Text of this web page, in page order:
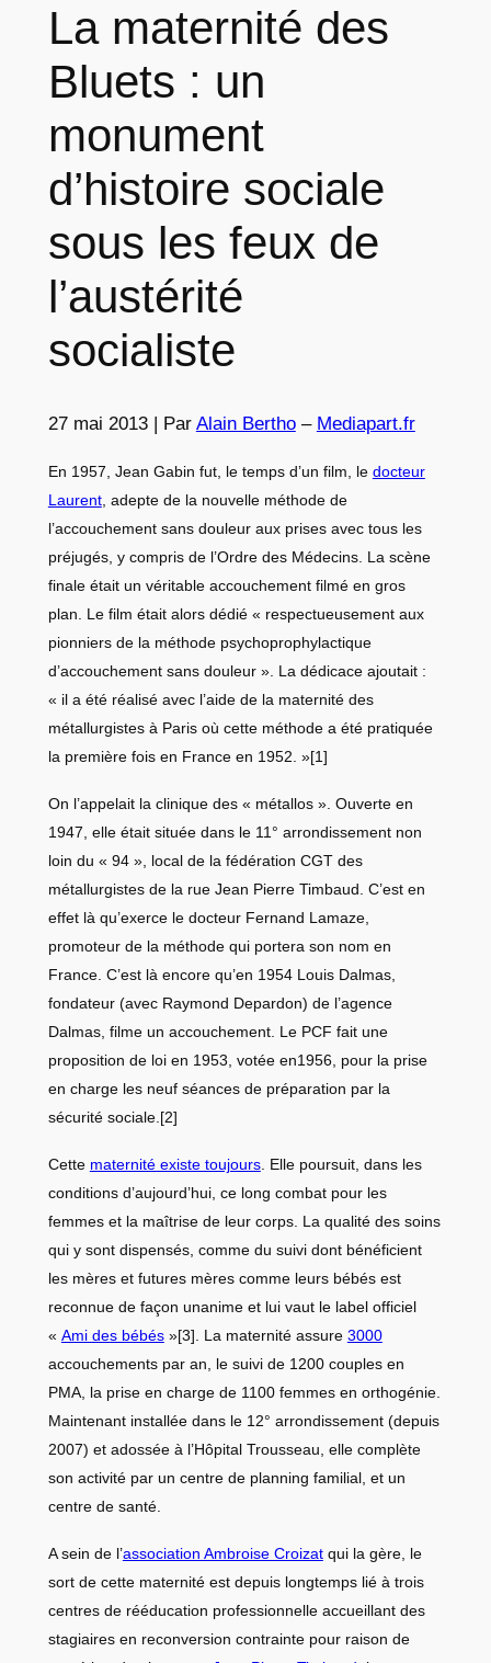
La maternité des
Bluets : un
monument
d’histoire sociale
sous les feux de
l’austérité
socialiste
27 mai 2013 | Par Alain Bertho– Mediapart.fr
En 1957, Jean Gabin fut, le temps d’un film, le docteur
Laurent, adepte de la nouvelle méthode de
l’accouchement sans douleur aux prises avec tous les
préjugés, y compris de l’Ordre des Médecins. La scène
finale était un véritable accouchement filmé en gros
plan. Le film était alors dédié « respectueusement aux
pionniers de la méthode psychoprophylactique
d’accouchement sans douleur ». La dédicace ajoutait :
« il a été réalisé avec l’aide de la maternité des
métallurgistes à Paris où cette méthode a été pratiquée
la première fois en France en 1952. »[1]
On l’appelait la clinique des « métallos ». Ouverte en
1947, elle était située dans le 11° arrondissement non
loin du « 94 », local de la fédération CGT des
métallurgistes de la rue Jean Pierre Timbaud. C’est en
effet là qu’exerce le docteur Fernand Lamaze,
promoteur de la méthode qui portera son nom en
France. C’est là encore qu’en 1954 Louis Dalmas,
fondateur (avec Raymond Depardon) de l’agence
Dalmas, filme un accouchement. Le PCF fait une
proposition de loi en 1953, votée en1956, pour la prise
en charge les neuf séances de préparation par la
sécurité sociale. [2]
Cette maternité existe toujours. Elle poursuit, dans les
conditions d’aujourd’hui, ce long combat pour les
femmes et la maîtrise de leur corps. La qualité des soins
qui y sont dispensés, comme du suivi dont bénéficient
les mères et futures mères comme leurs bébés est
reconnue de façon unanime et lui vaut le label officiel
« Ami des bébés»[3] . La maternité assure 3000
accouchements par an, le suivi de 1200 couples en
PMA, la prise en charge de 1100 femmes en orthogénie.
Maintenant installée dans le 12° arrondissement (depuis
2007) et adossée à l’Hôpital Trousseau, elle complète
son activité par un centre de planning familial, et un
centre de santé.
A sein de l’association Ambroise Croizatqui la gère, le
sort de cette maternité est depuis longtemps lié à trois
centres de rééducation professionnelle accueillant des
stagiaires en reconversion contrainte pour raison de